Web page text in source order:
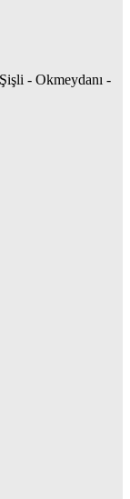
- Okmeydanı -